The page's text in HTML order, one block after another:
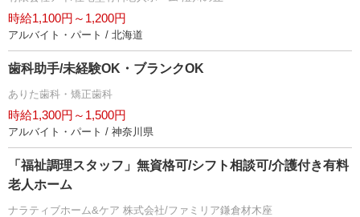
時給1,100円～1,200円
アルバイト・パート / 北海道
歯科助手/未経験OK・ブランクOK
ありた歯科・矯正歯科
時給1,300円～1,500円
アルバイト・パート / 神奈川県
「福祉調理スタッフ」無資格可/シフト相談可/介護付き有料
老人ホーム
ナラティブホーム&ケア 株式会社/ファミリア鎌倉材木座